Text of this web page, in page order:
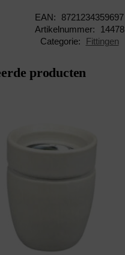
EAN:
8721234359697
Artikelnummer:
14478
Categorie:
Fittingen
producten